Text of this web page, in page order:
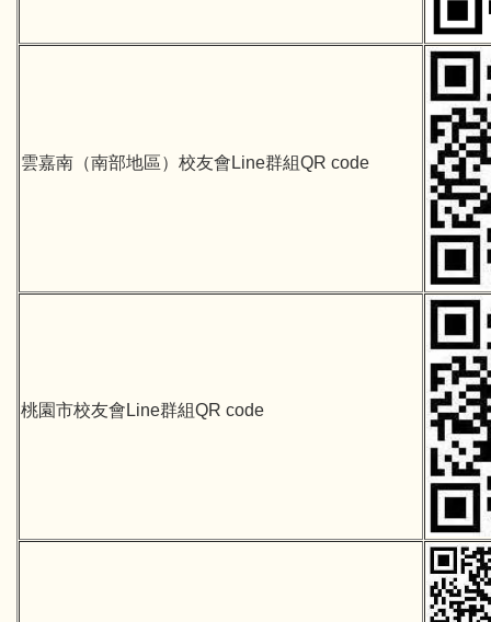
雲嘉南（南部地區）校友會Line群組QR code
桃園市校友會Line群組QR code